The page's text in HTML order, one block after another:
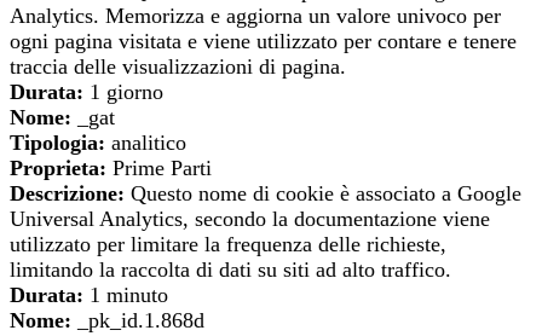
Analytics. Memorizza e aggiorna un valore univoco per
ogni pagina visitata e viene utilizzato per contare e tenere
traccia delle visualizzazioni di pagina.
Durata: 1 giorno
Nome: _gat
Tipologia: analitico
Proprieta: Prime Parti
Descrizione: Questo nome di cookie è associato a Google
Universal Analytics, secondo la documentazione viene
utilizzato per limitare la frequenza delle richieste,
limitando la raccolta di dati su siti ad alto traffico.
Durata: 1 minuto
Nome: _pk_id.1.868d